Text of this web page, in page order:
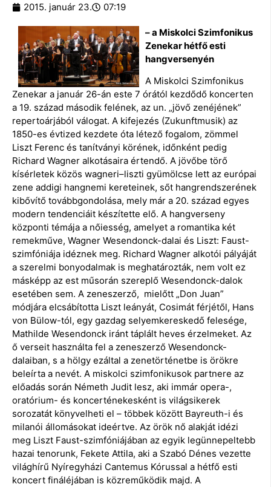
2015. január 23. 07:19
– a Miskolci Szimfonikus
Zenekar hétfő esti
hangversenyén
A Miskolci Szimfonikus
Zenekar a január 26-án este 7 órától kezdődő koncerten
a 19. század második felének, az un. „jövő zenéjének”
repertoárjából válogat. A kifejezés (Zukunftmusik) az
1850-es évtized kezdete óta létező fogalom, zömmel
Liszt Ferenc és tanítványi körének, időnként pedig
Richard Wagner alkotásaira értendő. A jövőbe törő
kísérletek közös wagneri–liszti gyümölcse lett az európai
zene addigi hangnemi kereteinek, sőt hangrendszerének
kibővítő továbbgondolása, mely már a 20. század egyes
modern tendenciáit készítette elő. A hangverseny
központi témája a nőiesség, amelyet a romantika két
remekműve, Wagner Wesendonck-dalai és Liszt: Faust-
szimfóniája idéznek meg. Richard Wagner alkotói pályáját
a szerelmi bonyodalmak is meghatározták, nem volt ez
másképp az est műsorán szereplő Wesendonck-dalok
esetében sem. A zeneszerző, mielőtt „Don Juan”
módjára elcsábította Liszt leányát, Cosimát férjétől, Hans
von Bülow-tól, egy gazdag selyemkereskedő felesége,
Mathilde Wesendonck iránt táplált heves érzelmeket. Az
ő verseit használta fel a zeneszerző Wesendonck-
dalaiban, s a hölgy ezáltal a zenetörténetbe is örökre
beleírta a nevét. A miskolci szimfonikusok partnere az
előadás során Németh Judit lesz, aki immár opera-,
oratórium- és koncerténekesként is világsikerek
sorozatát könyvelheti el – többek között Bayreuth-i és
milanói állomásokat ideértve. Az örök nő alakját idézi
meg Liszt Faust-szimfóniájában az egyik legünnepeltebb
hazai tenorunk, Fekete Attila, aki a Szabó Dénes vezette
világhírű Nyíregyházi Cantemus Kórussal a hétfő esti
koncert fináléjában is közreműködik majd. A